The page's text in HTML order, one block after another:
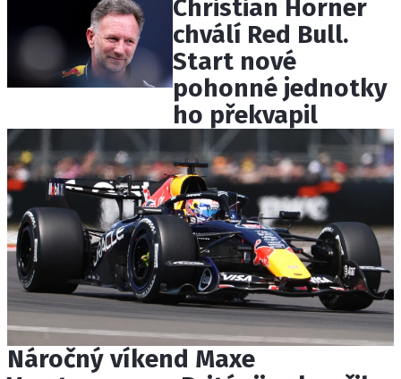
Provozovatelem serveru F1NEWS.cz je
INCORP MEDIA GROUP s.r.o., IČ: 118 23 054
Christian Horner
chválí Red Bull.
Start nové
pohonné jednotky
ho překvapil
Náročný víkend Maxe